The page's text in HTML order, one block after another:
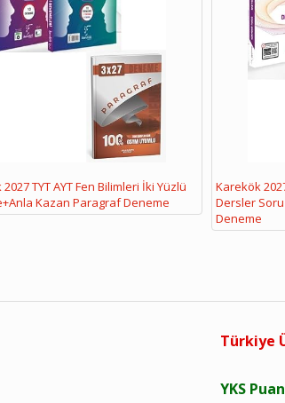
TYT AYT Fen Bilimleri İki Yüzlü
Kazan Paragraf Deneme
Karekök
Dersler
Deneme
Türkiye
YKS